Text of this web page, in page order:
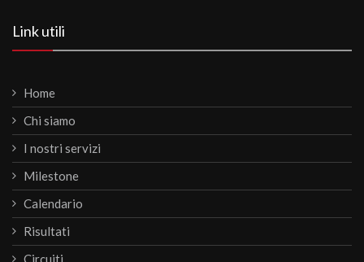
Link utili
Home
Chi siamo
I nostri servizi
Milestone
Calendario
Risultati
Circuiti